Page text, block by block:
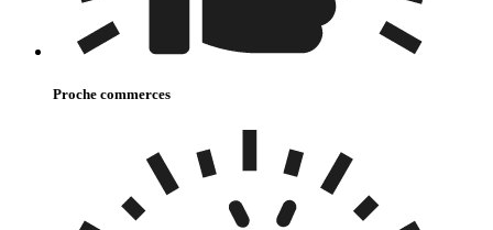
Proche commerces